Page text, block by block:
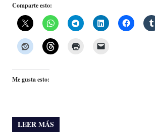
Comparte esto:
Me gusta esto:
LEER MÁS